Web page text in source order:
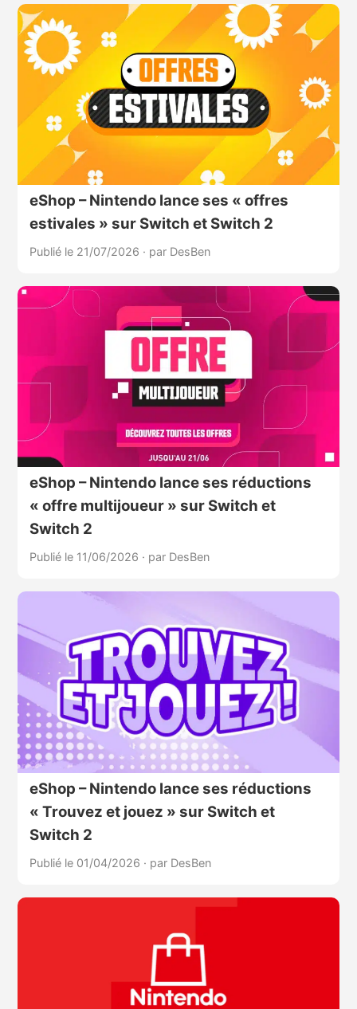
eShop – Nintendo lance ses « offres
estivales » sur Switch et Switch 2
Publié le 21/07/2026 · par DesBen
eShop – Nintendo lance ses réductions
« offre multijoueur » sur Switch et
Switch 2
Publié le 11/06/2026 · par DesBen
eShop – Nintendo lance ses réductions
« Trouvez et jouez » sur Switch et
Switch 2
Publié le 01/04/2026 · par DesBen